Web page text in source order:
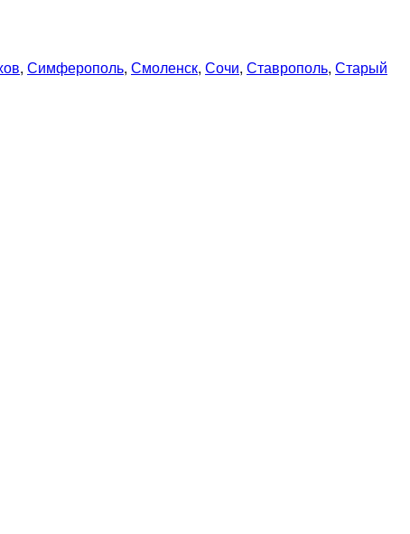
, Симферополь, Смоленск, Сочи, Ставрополь, Старый